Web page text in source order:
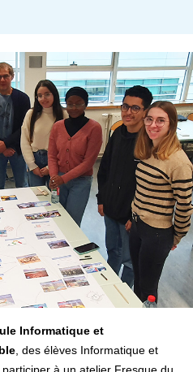
Informatique et
, des élèves Informatique et